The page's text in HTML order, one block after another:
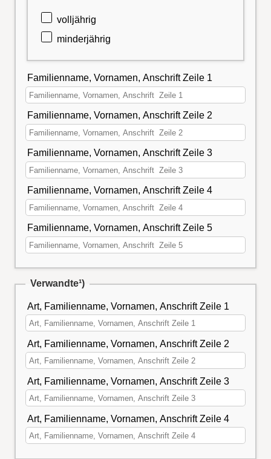
volljährig
minderjährig
Familienname, Vornamen, Anschrift Zeile 1
Familienname, Vornamen, Anschrift Zeile 2
Familienname, Vornamen, Anschrift Zeile 3
Familienname, Vornamen, Anschrift Zeile 4
Familienname, Vornamen, Anschrift Zeile 5
Verwandte¹)
Art, Familienname, Vornamen, Anschrift Zeile 1
Art, Familienname, Vornamen, Anschrift Zeile 2
Art, Familienname, Vornamen, Anschrift Zeile 3
Art, Familienname, Vornamen, Anschrift Zeile 4